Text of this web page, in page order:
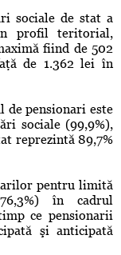
sociale de stat a
profil teritorial,
fiind de 502
de 1.362 lei în
de pensionari este
sociale (99,9%),
reprezintă 89,7%
pentru limită
în cadrul
ce pensionarii
şi anticipată